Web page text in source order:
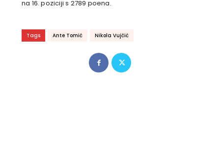
na 16. poziciji s 2789 poena.
Tags Ante Tomić Nikola Vujčić